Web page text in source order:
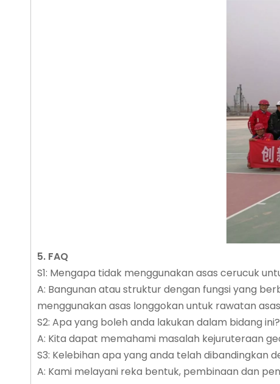
5. FAQ
S1: Mengapa tidak menggunakan asas cerucuk
A: Bangunan atau struktur dengan fungsi yang
menggunakan asas longgokan untuk rawatan
S2: Apa yang boleh anda lakukan dalam bidang ini?
A: Kita dapat memahami masalah kejuruteraan
S3: Kelebihan apa yang anda telah dibandingkan
A: Kami melayani reka bentuk, pembinaan dan